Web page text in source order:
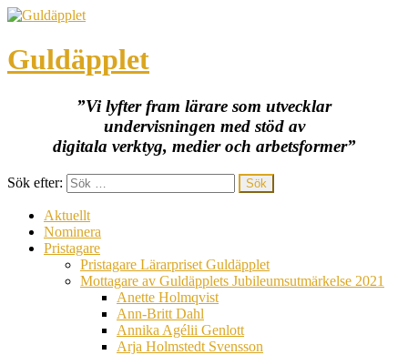
Guldäpplet
”Vi lyfter fram lärare som utvecklar
undervisningen med stöd av
digitala verktyg, medier och arbetsformer”
Sök efter:
Aktuellt
Nominera
Pristagare
Pristagare Lärarpriset Guldäpplet
Mottagare av Guldäpplets Jubileumsutmärkelse 2021
Anette Holmqvist
Ann-Britt Dahl
Annika Agélii Genlott
Arja Holmstedt Svensson